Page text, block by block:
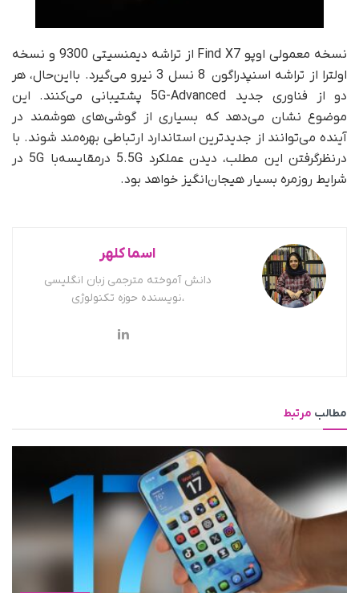
نسخه‌ معمولی اوپو Find X7 از تراشه‌ دیمنسیتی 9300 و نسخه‌
اولترا از تراشه‌ اسنپدراگون 8 نسل 3 نیرو می‌گیرد. بااین‌حال، هر
دو از فناوری جدید 5G-Advanced پشتیبانی می‌کنند. این
موضوع نشان می‌دهد که بسیاری از گوشی‌های هوشمند در
آینده می‌توانند از جدیدترین استاندارد ارتباطی بهره‌مند شوند. با
درنظرگرفتن این مطلب، دیدن عملکرد 5.5G در‌مقایسه‌با 5G در
شرایط روزمره بسیار هیجان‌انگیز خواهد بود.
اسما کلهر
دانش آموخته مترجمی زبان انگلیسی
،نویسنده حوزه تکنولوژی
مطالب مرتبط